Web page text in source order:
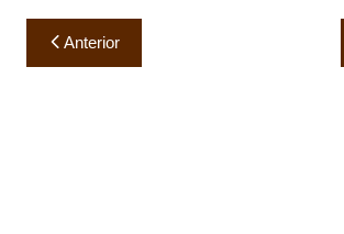
Navegación
de
Anterior